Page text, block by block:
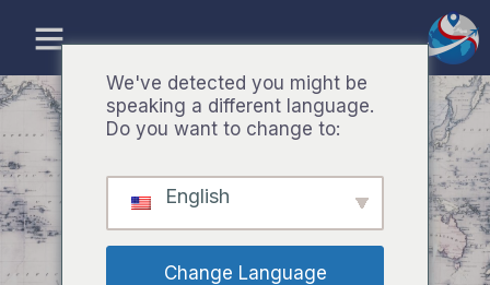
contenu
Destinations
Exploration des continents
We've detected you might be
speaking a different language.
Do you want to change to:
English
Change Language